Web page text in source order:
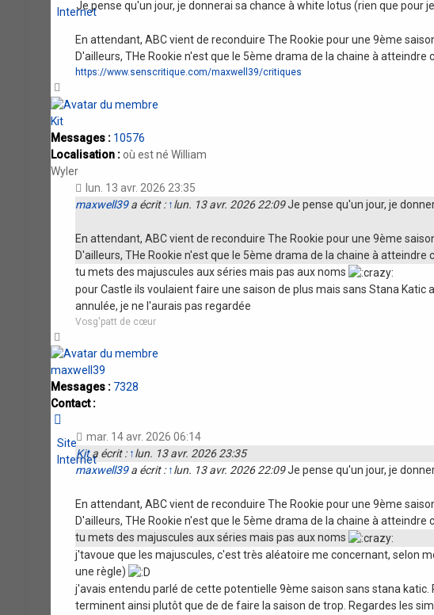
Internet
Je pense qu'un jour, je donnerai sa chance à white lotus (rien que pour
En attendant, ABC vient de reconduire The Rookie pour une 9ème
D'ailleurs, THe Rookie n'est que le 5ème drama de la chaine à atteindre
https://www.senscritique.com/maxwell39/critiques
Kit
Messages : 10576
Localisation :où est né William
Wyler
lun. 13 avr. 2026 23:35
maxwell39a écrit : ↑lun. 13 avr. 2026 22:09Je pense qu'un jour, je
En attendant, ABC vient de reconduire The Rookie pour une 9ème
D'ailleurs, THe Rookie n'est que le 5ème drama de la chaine à atteindre
tu mets des majuscules aux séries mais pas aux noms
pour Castle ils voulaient faire une saison de plus mais sans Stana
annulée, je ne l'aurais pas regardée
Vosg'patt de cœur
maxwell39
Messages : 7328
Contact :
maxwell39
Site
Internet
mar. 14 avr. 2026 06:14
Kita écrit : ↑lun. 13 avr. 2026 23:35
maxwell39a écrit : ↑lun. 13 avr. 2026 22:09Je pense qu'un jour, je
En attendant, ABC vient de reconduire The Rookie pour une 9ème
D'ailleurs, THe Rookie n'est que le 5ème drama de la chaine à atteindre
tu mets des majuscules aux séries mais pas aux noms
j'tavoue que les majuscules, c'est très aléatoire me concernant, selon
une règle)
j'avais entendu parlé de cette potentielle 9ème saison sans stana
terminent ainsi plutôt que de de faire la saison de trop. Regardes les